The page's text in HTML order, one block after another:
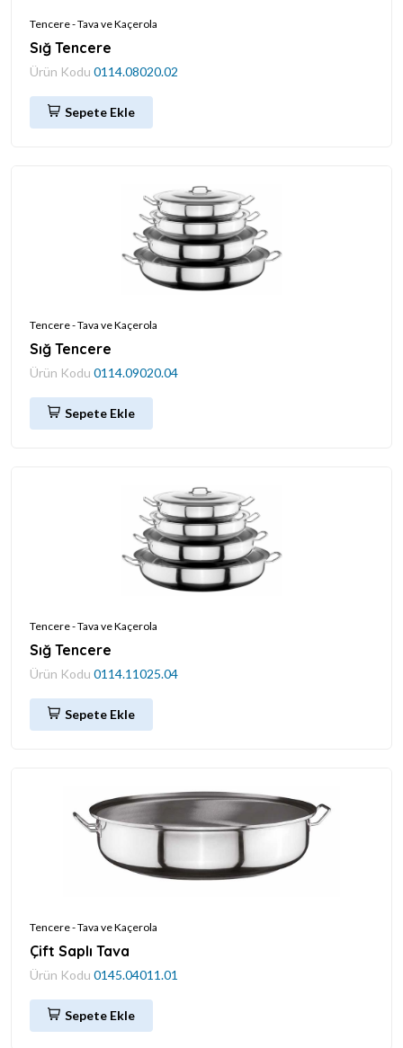
Tencere - Tava ve Kaçerola
Sığ Tencere
Ürün Kodu 0114.08020.02
Sepete Ekle
Tencere - Tava ve Kaçerola
Sığ Tencere
Ürün Kodu 0114.09020.04
Sepete Ekle
Tencere - Tava ve Kaçerola
Sığ Tencere
Ürün Kodu 0114.11025.04
Sepete Ekle
Tencere - Tava ve Kaçerola
Çift Saplı Tava
Ürün Kodu 0145.04011.01
Sepete Ekle